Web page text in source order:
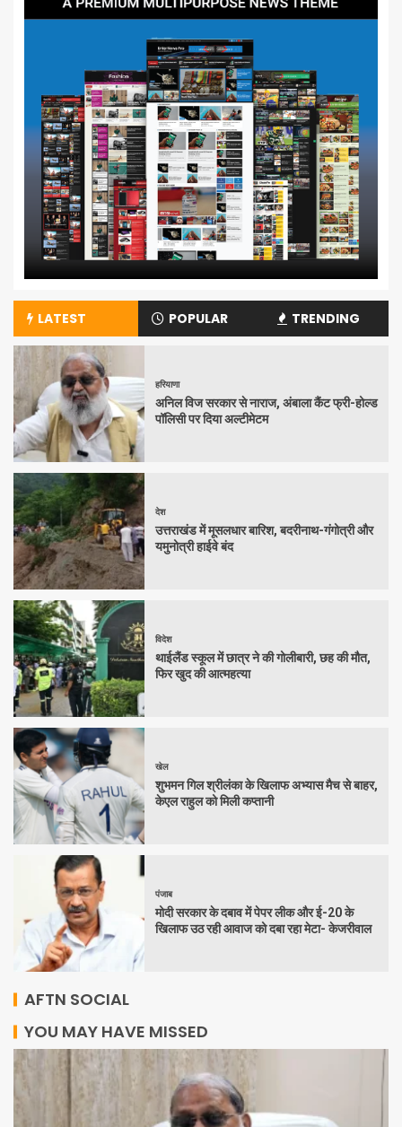
LATEST POPULAR TRENDING
हरियाणा
अनिल विज सरकार से नाराज, अंबाला कैंट फ्री-होल्ड
पॉलिसी पर दिया अल्टीमेटम
देश
उत्तराखंड में मूसलधार बारिश, बदरीनाथ-गंगोत्री और
यमुनोत्री हाईवे बंद
विदेश
थाईलैंड स्कूल में छात्र ने की गोलीबारी, छह की मौत,
फिर खुद की आत्महत्या
खेल
शुभमन गिल श्रीलंका के खिलाफ अभ्यास मैच से बाहर,
केएल राहुल को मिली कप्तानी
पंजाब
मोदी सरकार के दबाव में पेपर लीक और ई-20 के
खिलाफ उठ रही आवाज को दबा रहा मेटा- केजरीवाल
AFTN SOCIAL
YOU MAY HAVE MISSED